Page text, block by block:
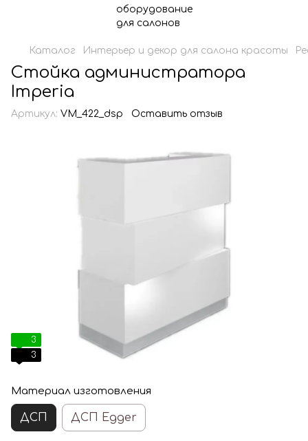
Каталог Интерьер и декор для салона красоты
Стойка администратора
Imperia
Артикул: VM_422_dsp Оставить отзыв
3
3
Материал изготовления
ДСП ДСП Egger